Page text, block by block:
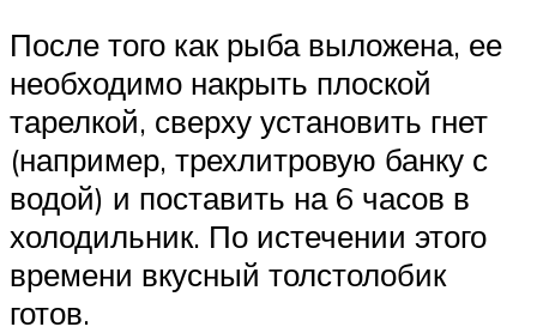
После того как рыба выложена, ее
необходимо накрыть плоской
тарелкой, сверху установить гнет
(например, трехлитровую банку с
водой) и поставить на 6 часов в
холодильник. По истечении этого
времени вкусный толстолобик
готов.